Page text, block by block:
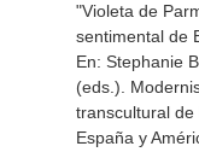
"Violeta de
sentimental de
En: Stephanie
(eds.).
transcultural de
España y